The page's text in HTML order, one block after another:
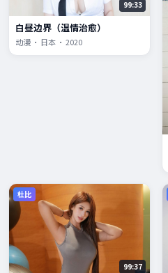
99:33
白昼边界（温情治愈）
动漫 · 日本 · 2020
杜比
99:37